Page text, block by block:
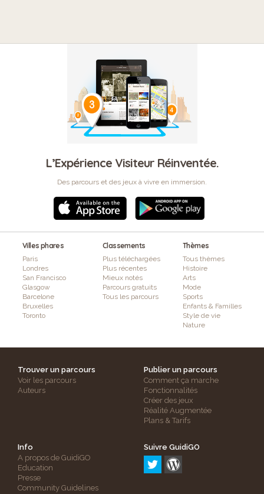
L’Expérience Visiteur Réinventée.
Des parcours et des jeux à vivre en immersion.
Villes phares
Paris
Londres
San Francisco
Glasgow
Barcelone
Bruxelles
Toronto
Classements
Plus téléchargées
Plus récentes
Mieux notés
Parcours gratuits
Tous les parcours
Thèmes
Tous thèmes
Histoire
Arts
Mode
Sports
Enfants & Familles
Style de vie
Nature
Trouver un parcours
Voir les parcours
Auteurs
Publier un parcours
Comment ça marche
Fonctionnalités
Créer des jeux
Réalité Augmentée
Plans & Tarifs
Info
A propos de GuidiGO
Education
Presse
Community Guidelines
Suivre GuidiGO